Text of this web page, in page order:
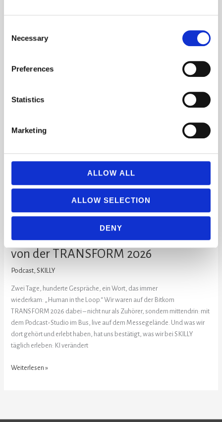
Selection
Necessary
Preferences
Statistics
Marketing
ALLOW ALL
ALLOW SELECTION
DENY
Human in the Loop – KI-Realitäten
von der TRANSFORM 2026
Podcast ,SKILLY
Zwei Tage, hunderte Gespräche, ein Wort, das immer
wiederkam: „Human in the Loop.“ Wir waren auf der Bitkom
TRANSFORM 2026 dabei – nicht nur als Zuhörer, sondern mittendrin: mit
dem Podcast-Studio im Bus, live auf dem Messegelände. Und was wir
dort gehört und erlebt haben, hat uns bestätigt, was wir bei SKILLY
täglich erleben: KI verändert
Weiterlesen »